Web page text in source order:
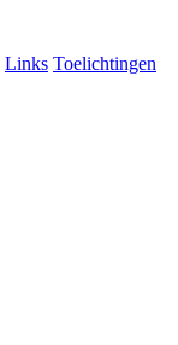
Links Toelichtingen